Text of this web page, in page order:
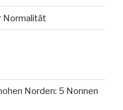
Normalität
Norden: 5 Nonnen